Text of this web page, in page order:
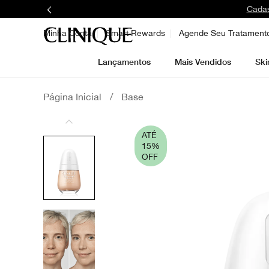
Minha Conta Smart Rewards Agende Seu
Lançamentos Mais Vendidos
Página Inicial / Base
ATÉ
15%
OFF